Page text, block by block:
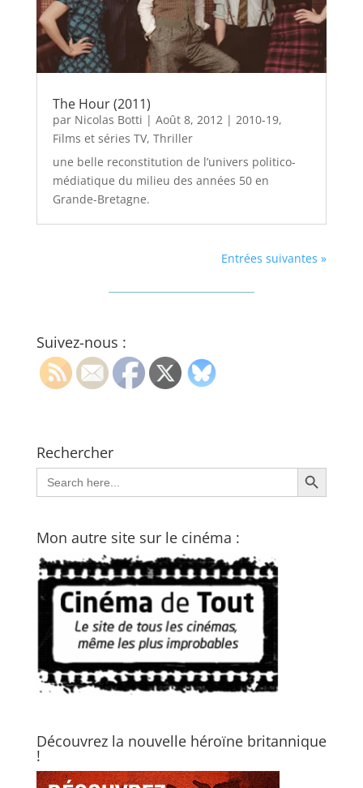
The Hour (2011)
par Nicolas Botti | Août 8, 2012 | 2010-19,
Films et séries TV, Thriller
une belle reconstitution de l’univers politico-
médiatique du milieu des années 50 en
Grande-Bretagne.
Entrées suivantes »
Suivez-nous :
Rechercher
Search
for:
Search Button
Mon autre site sur le cinéma :
Découvrez la nouvelle héroïne britannique
!